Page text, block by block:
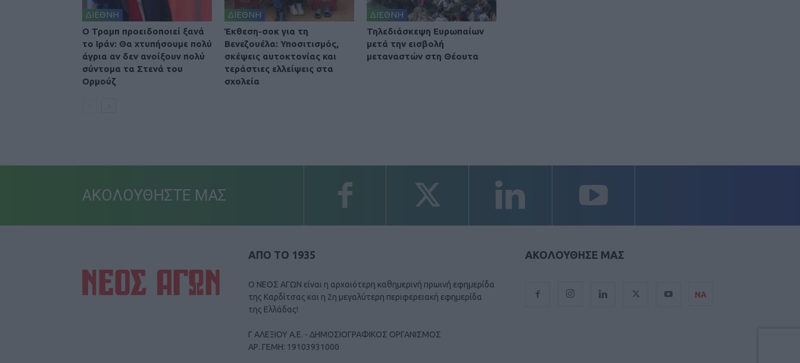
ΔΙΕΘΝΗ
O Τραμπ προειδοποιεί ξανά
το Ιράν: Θα χτυπήσουμε πολύ
άγρια αν δεν ανοίξουν πολύ
σύντομα τα Στενά του
Ορμούζ
ΔΙΕΘΝΗ
Έκθεση-σοκ για τη
Βενεζουέλα: Υποσιτισμός,
σκέψεις αυτοκτονίας και
τεράστιες ελλείψεις στα
σχολεία
ΔΙΕΘΝΗ
Τηλεδιάσκεψη Ευρωπαίων
μετά την εισβολή
μεταναστών στη Θέουτα
ΑΚΟΛΟΥΘΗΣΤΕ ΜΑΣ
ΑΠΟ ΤΟ 1935
Ο ΝΕΟΣ ΑΓΩΝ είναι η αρχαιότερη καθημερινή πρωινή εφημερίδα
της Καρδίτσας και η 2η μεγαλύτερη περιφερειακή εφημερίδα
της Ελλάδας!
Γ ΑΛΕΞΙΟΥ Α.Ε. - ΔΗΜΟΣΙΟΓΡΑΦΙΚΟΣ ΟΡΓΑΝΙΣΜΟΣ
ΑΡ. ΓΕΜΗ: 19103931000
ΑΚΟΛΟΥΘΗΣΕ ΜΑΣ
ΝΑ